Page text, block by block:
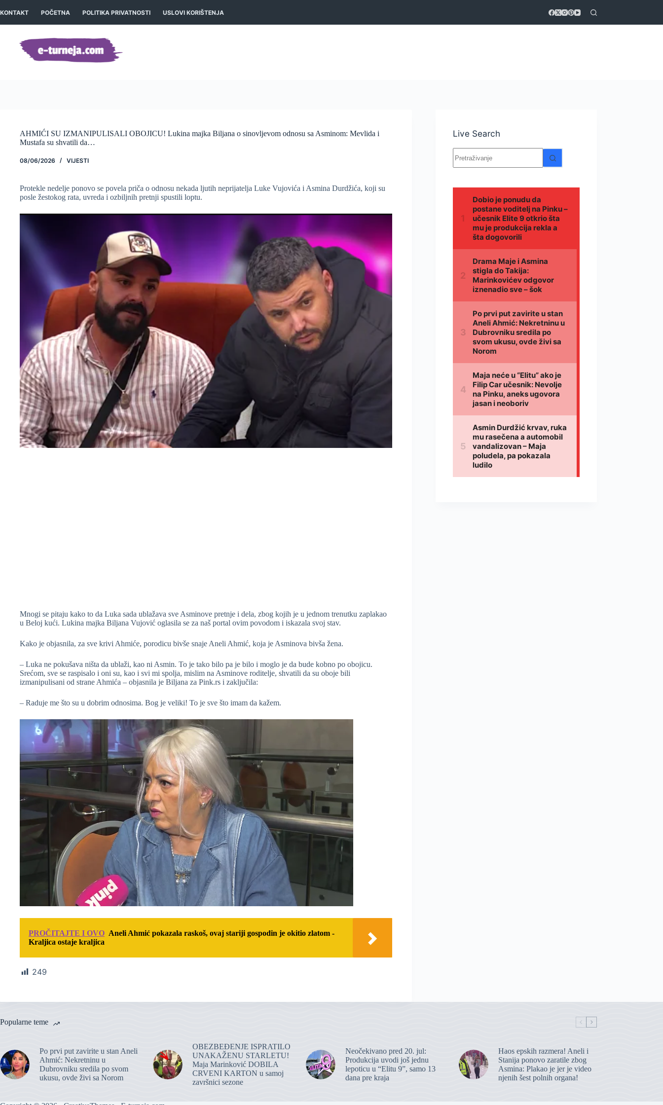
na
KONTAKT POČETNA POLITIKA PRIVATNOSTI USLOVI KORIŠTENJA
AHMIĆI SU IZMANIPULISALI OBOJICU! Lukina majka Biljana o sinovljevom odnosu sa Asminom: Mevlida i
Mustafa su shvatili da…
08/06/2026 VIJESTI
Protekle nedelje ponovo se povela priča o odnosu nekada ljutih neprijatelja Luke Vujovića i Asmina Durdžića, koji su
posle žestokog rata, uvreda i ozbiljnih pretnji spustili loptu.
Mnogi se pitaju kako to da Luka sada ublažava sve Asminove pretnje i dela, zbog kojih je u jednom trenutku zaplakao
u Beloj kući. Lukina majka Biljana Vujović oglasila se za naš portal ovim povodom i iskazala svoj stav.
Kako je objasnila, za sve krivi Ahmiće, porodicu bivše snaje Aneli Ahmić, koja je Asminova bivša žena.
– Luka ne pokušava ništa da ublaži, kao ni Asmin. To je tako bilo pa je bilo i moglo je da bude kobno po obojicu.
Srećom, sve se raspisalo i oni su, kao i svi mi spolja, mislim na Asminove roditelje, shvatili da su oboje bili
izmanipulisani od strane Ahmića – objasnila je Biljana za Pink.rs i zaključila:
– Raduje me što su u dobrim odnosima. Bog je veliki! To je sve što imam da kažem.
PROČITAJTE I OVO Aneli Ahmić pokazala raskoš, ovaj stariji gospodin je okitio zlatom -
Kraljica ostaje kraljica
249
Live Search
Nema
rezultata.
Popularne teme
Po prvi put zavirite u stan Aneli
Ahmić: Nekretninu u
Dubrovniku sredila po svom
ukusu, ovde živi sa Norom
OBEZBEĐENJE ISPRATILO
UNAKAŽENU STARLETU!
Maja Marinković DOBILA
CRVENI KARTON u samoj
završnici sezone
Neočekivano pred 20. jul:
Produkcija uvodi još jednu
lepoticu u “Elitu 9”, samo 13
dana pre kraja
Haos epskih razmera! Aneli i
Stanija ponovo zaratile zbog
Asmina: Plakao je jer je video
njenih šest polnih organa!